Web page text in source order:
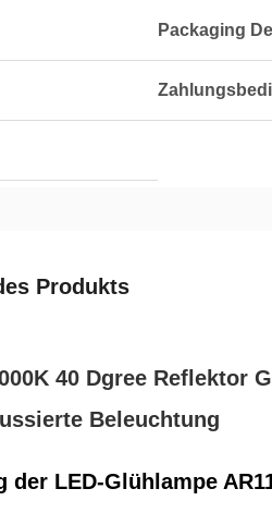
Packaging
Produkts
40 Dgree
Beleuchtung
der LED-Glühlampe